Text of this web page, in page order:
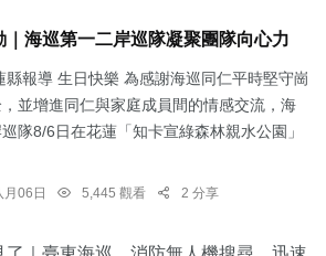
海巡第一二岸巡隊凝聚團隊向心力
報導 生日快樂 為感謝海巡同仁平時堅守崗
並增進同仁與家庭成員間的情感交流，海
隊8/6日在花蓮「知卡宣綠森林親水公園」
06日 5,445 觀看 2 分享